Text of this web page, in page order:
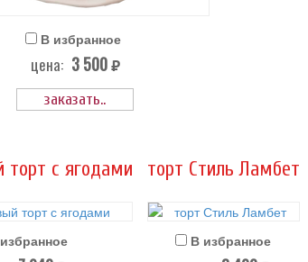
В избранное
цена: 3 500 руб.
заказать..
торт с ягодами торт Стиль Ламбет
В избранное